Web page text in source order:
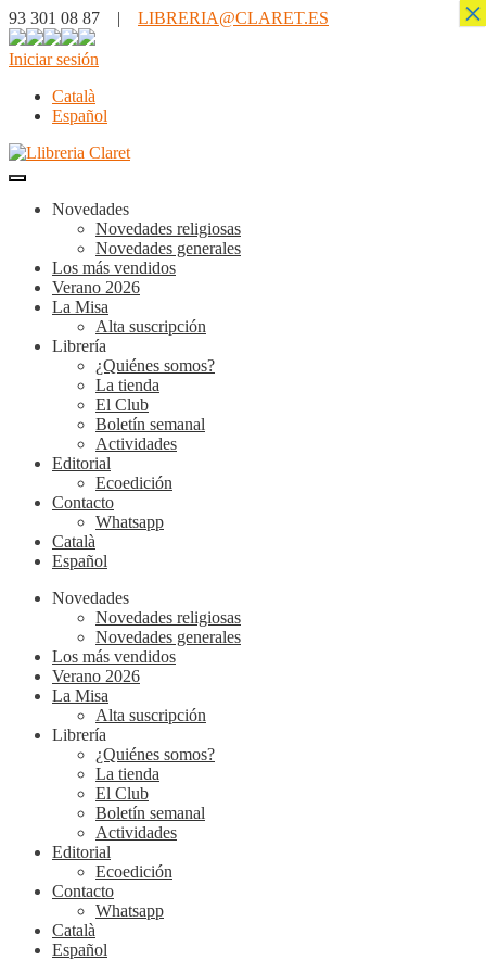
93 301 08 87 | LIBRERIA@CLARET.ES
Iniciar sesión
Català
Español
Novedades
Novedades religiosas
Novedades generales
Los más vendidos
Verano 2026
La Misa
Alta suscripción
Librería
¿Quiénes somos?
La tienda
El Club
Boletín semanal
Actividades
Editorial
Ecoedición
Contacto
Whatsapp
Català
Español
Novedades
Novedades religiosas
Novedades generales
Los más vendidos
Verano 2026
La Misa
Alta suscripción
Librería
¿Quiénes somos?
La tienda
El Club
Boletín semanal
Actividades
Editorial
Ecoedición
Contacto
Whatsapp
Català
Español
×